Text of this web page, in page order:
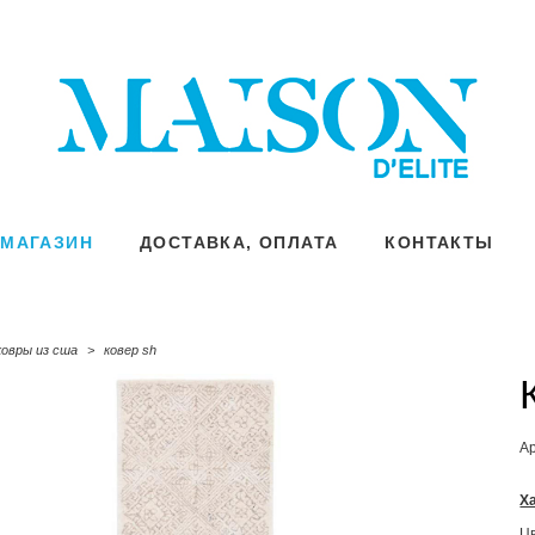
МАГАЗИН ДОСТАВКА, ОПЛАТА КОНТАКТЫ
МАГАЗИН ДОСТАВКА, ОПЛАТА КОНТАКТЫ
из сша > ковер sh